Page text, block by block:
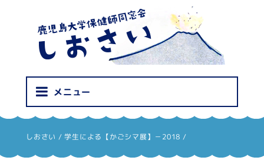
メニュー
しおさい /学生による【かごシマ展】－2018 /